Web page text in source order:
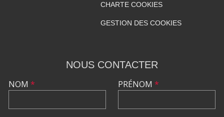
CHARTE COOKIES
GESTION DES COOKIES
NOUS CONTACTER
NOM * PRÉNOM *